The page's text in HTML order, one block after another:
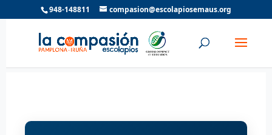
948-148811 compasion@escolapiosemaus.org